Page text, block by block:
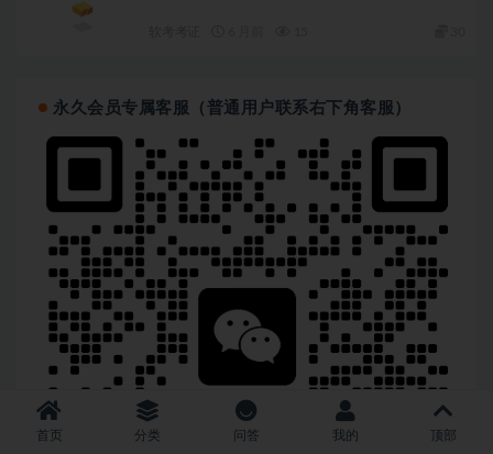
永久会员专属客服（普通用户联系右下角客服）
首页 分类 问答 我的 顶部